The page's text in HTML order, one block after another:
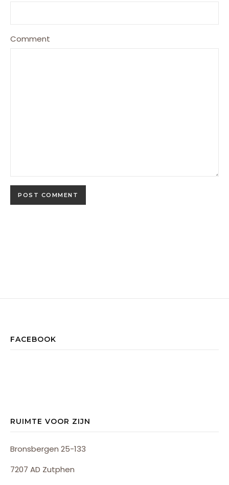
Comment
FACEBOOK
RUIMTE VOOR ZIJN
Bronsbergen 25-133
7207 AD Zutphen